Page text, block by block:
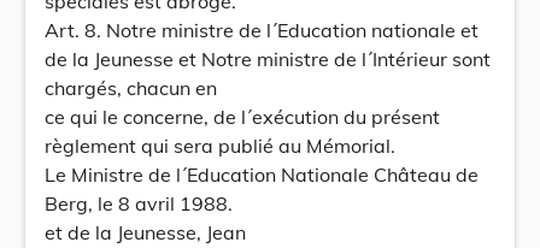
Art. 8. Notre ministre de l´Education nationale et
de la Jeunesse et Notre ministre de l´Intérieur sont
chargés, chacun en
ce qui le concerne, de l´exécution du présent
règlement qui sera publié au Mémorial.
Le Ministre de l´Education Nationale Château de
Berg, le 8 avril 1988.
et de la Jeunesse, Jean